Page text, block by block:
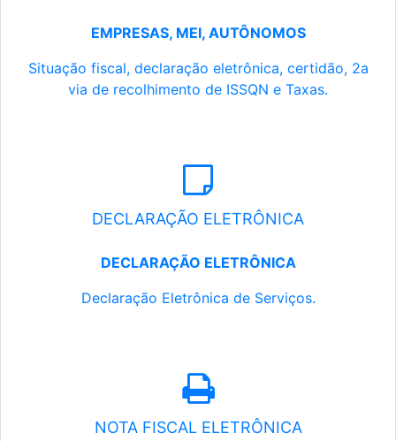
EMPRESAS, MEI, AUTÔNOMOS
Situação fiscal, declaração eletrônica, certidão, 2a
via de recolhimento de ISSQN e Taxas.
DECLARAÇÃO ELETRÔNICA
DECLARAÇÃO ELETRÔNICA
Declaração Eletrônica de Serviços.
NOTA FISCAL ELETRÔNICA